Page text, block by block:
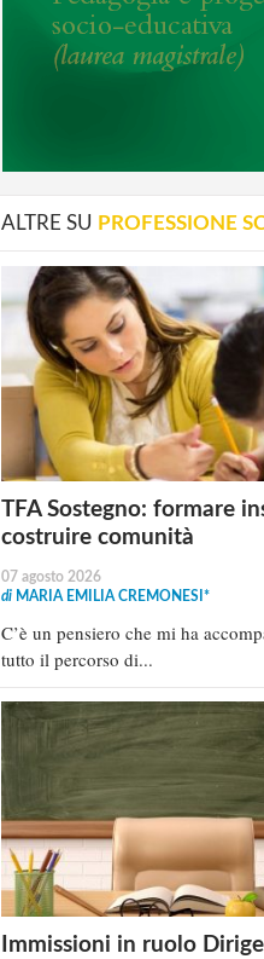
ALTRE SU PROFESSIONE
TFA Sostegno: formare
costruire comunità
07 agosto 2026
di MARIA EMILIA CREMONESI*
C’è un pensiero che mi ha
tutto il percorso di...
Immissioni in ruolo